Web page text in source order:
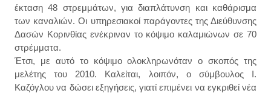
έκταση 48 στρεμμάτων, για διαπλάτυνση και καθάρισμα
των καναλιών. Οι υπηρεσιακοί παράγοντες της Διεύθυνσης
Δασών Κορινθίας ενέκριναν το κόψιμο καλαμιώνων σε 70
στρέμματα.
Έτσι, με αυτό το κόψιμο ολοκληρωνόταν ο σκοπός της
μελέτης του 2010. Καλείται, λοιπόν, ο σύμβουλος Ι.
Καζόγλου να δώσει εξηγήσεις, γιατί επιμένει να εγκριθεί νέα